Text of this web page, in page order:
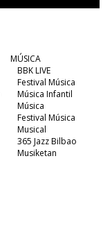
MÚSICA
BBK LIVE
Festival Música
Música Infantil
Música
Festival Música
Musical
365 Jazz Bilbao
Musiketan